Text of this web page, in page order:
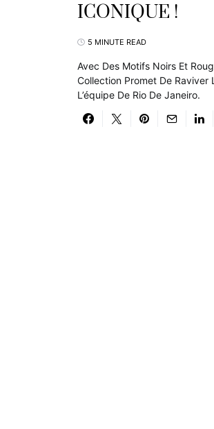
ICONIQUE !
5 MINUTE READ
Avec Des Motifs Noirs Et
Collection Promet De Raviver
L’équipe De Rio De Janeiro.